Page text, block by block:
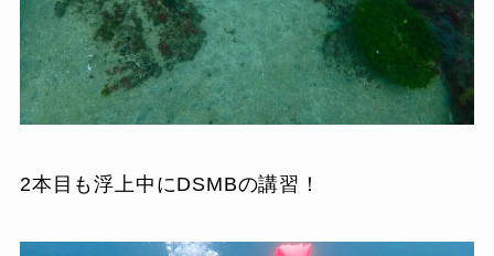
2本目も浮上中にDSMBの講習！